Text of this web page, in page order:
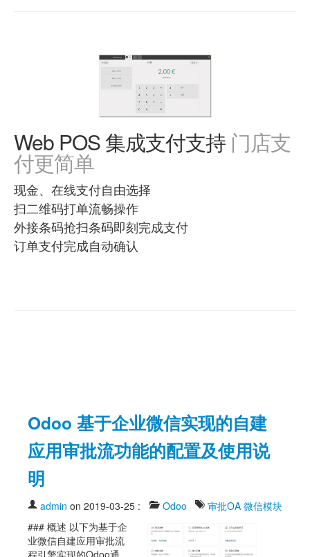
Web POS 集成支付支持 门店支
付更简单
现金、在线支付自由选择
扫二维码打单流畅操作
外接条码抢扫条码即刻完成支付
订单支付完成自动确认
Odoo 基于企业微信实现的自建
应用审批流功能的配置及使用说
明
admin on 2019-03-25 : Odoo 审批OA 微信模块
### 概述 以下为基于企
业微信自建应用审批流
程引擎实现的Odoo通